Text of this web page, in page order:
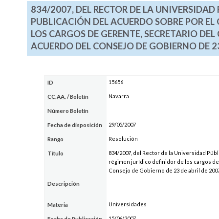
834/2007, DEL RECTOR DE LA UNIVERSIDAD
PUBLICACIÓN DEL ACUERDO SOBRE POR
LOS CARGOS DE GERENTE, SECRETARIO
ACUERDO DEL CONSEJO DE GOBIERNO DE
ID 15656
CC.AA. / Boletín Navarra
Número Boletín
Fecha de disposición 29/05/2007
Rango Resolución
Título
834/2007, del Rector de la Universidad
régimen jurídico definidor de los cargos
Consejo de Gobierno de 23 de abril de
Descripción
Materia Universidades